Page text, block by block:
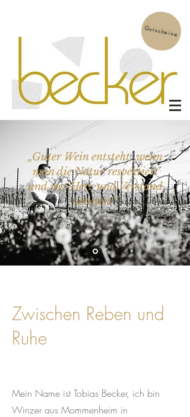
Gutscheine
„Guter Wein entsteht, wenn
man die Natur respektiert
und mit Herz und Verstand
arbeitet.“
Tobias Becker
Zwischen Reben und
Ruhe
Mein Name ist Tobias Becker, ich bin
Winzer aus Mommenheim in